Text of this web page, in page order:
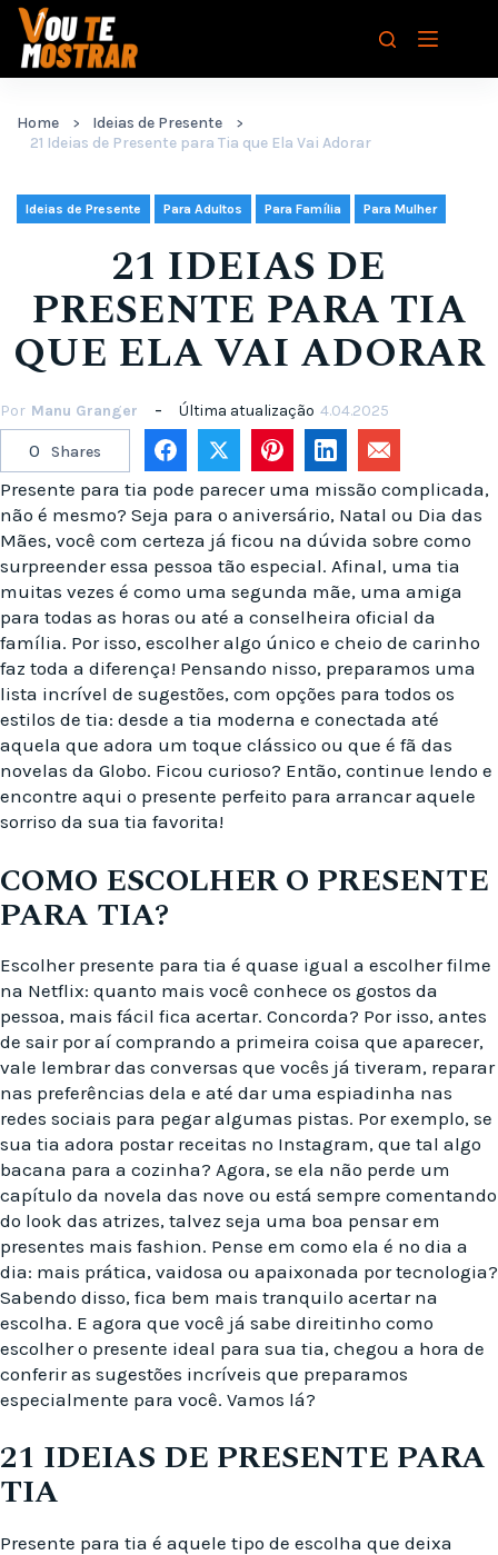
Pular
para
Home
Ideias de Presente
21 Ideias de Presente para Tia que Ela Vai Adorar
Ideias de Presente Para Adultos Para Família Para Mulher
21 IDEIAS DE
PRESENTE PARA TIA
QUE ELA VAI ADORAR
Por Manu Granger Última atualização 4.04.2025
0 Shares
Presente para tia pode parecer uma missão complicada,
não é mesmo? Seja para o aniversário, Natal ou Dia das
Mães, você com certeza já ficou na dúvida sobre como
surpreender essa pessoa tão especial. Afinal, uma tia
muitas vezes é como uma segunda mãe, uma amiga
para todas as horas ou até a conselheira oficial da
família. Por isso, escolher algo único e cheio de carinho
faz toda a diferença! Pensando nisso, preparamos uma
lista incrível de sugestões, com opções para todos os
estilos de tia: desde a tia moderna e conectada até
aquela que adora um toque clássico ou que é fã das
novelas da Globo. Ficou curioso? Então, continue lendo e
encontre aqui o presente perfeito para arrancar aquele
sorriso da sua tia favorita!
COMO ESCOLHER O PRESENTE
PARA TIA?
Escolher presente para tia é quase igual a escolher filme
na Netflix: quanto mais você conhece os gostos da
pessoa, mais fácil fica acertar. Concorda? Por isso, antes
de sair por aí comprando a primeira coisa que aparecer,
vale lembrar das conversas que vocês já tiveram, reparar
nas preferências dela e até dar uma espiadinha nas
redes sociais para pegar algumas pistas. Por exemplo, se
sua tia adora postar receitas no Instagram, que tal algo
bacana para a cozinha? Agora, se ela não perde um
capítulo da novela das nove ou está sempre comentando
do look das atrizes, talvez seja uma boa pensar em
presentes mais fashion. Pense em como ela é no dia a
dia: mais prática, vaidosa ou apaixonada por tecnologia?
Sabendo disso, fica bem mais tranquilo acertar na
escolha. E agora que você já sabe direitinho como
escolher o presente ideal para sua tia, chegou a hora de
conferir as sugestões incríveis que preparamos
especialmente para você. Vamos lá?
21 IDEIAS DE PRESENTE PARA
TIA
Presente para tia é aquele tipo de escolha que deixa